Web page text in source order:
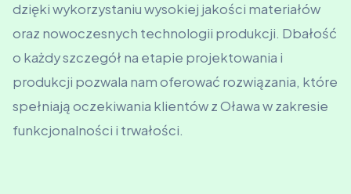
dzięki wykorzystaniu wysokiej jakości materiałów
oraz nowoczesnych technologii produkcji. Dbałość
o każdy szczegół na etapie projektowania i
produkcji pozwala nam oferować rozwiązania, które
spełniają oczekiwania klientów z Oława w zakresie
funkcjonalności i trwałości.